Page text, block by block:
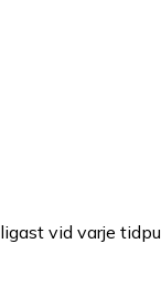
vid varje